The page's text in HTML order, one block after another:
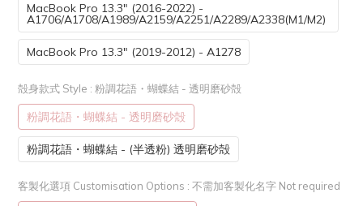
MacBook Pro 13.3" (2016-2022) -
A1706/A1708/A1989/A2159/A2251/A2289/A2338(M1/M2)
MacBook Pro 13.3" (2019-2012) - A1278
殻身款式 Style : 粉調花語・蝴蝶結 - 透明磨砂殻
粉調花語・蝴蝶結 - 透明磨砂殻
粉調花語・蝴蝶結 - (半透粉) 透明磨砂殻
客製化選項 Customisation Options : 不需加客製化名字 Not required